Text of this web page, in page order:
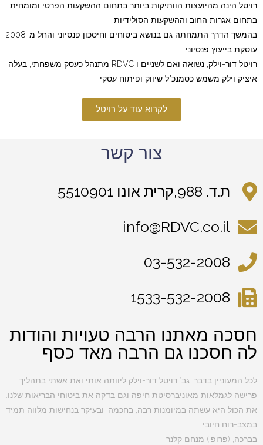
רויטל הינה מהיועצות הוותיקות ביותר בתחום ההשקעות הפרטי ומומחית
בתחום אגרות החוב וההשקעות הסולידיות.
בהמשך הדרך התמחתה גם בנושא ביטוחים וחיסכון פנסיוני והחל מ-2008
עוסקת בייעוץ פנסיוני.
רויטל דור-וילק, נשואה ואם לשניים ו RDVC מתנהל כעסק משפחתי, בעלה
איציק וילק משמש כסמנכ"ל שיווק ופיתוח עסקי.
לקרוא עוד על רויטל
צור קשר
ת.ד. 988,קרית אונו 5510901
info@RDVC.co.il
03-532-2008
1533-532-2008
חסכה מאתנו הרבה טעויות והודות
לה חסכנו גם הרבה מאד כסף
לכל המעוניין בדבר, גב’ רויטל דור-וילק ליוותה אותי ואת אשתי בתהליך
פרישה לגמלאות מאוניברסיטת חיפה וגם בדקה את ביטוחי הבריאות שלנו.
את הכול היא עשתה במיומנות רבה, בחכמה, ובעיקר בנחישות מלווה תמיד
במצב-רוח חיובי.
בברכה, (פרופ’) מנחם קלנר